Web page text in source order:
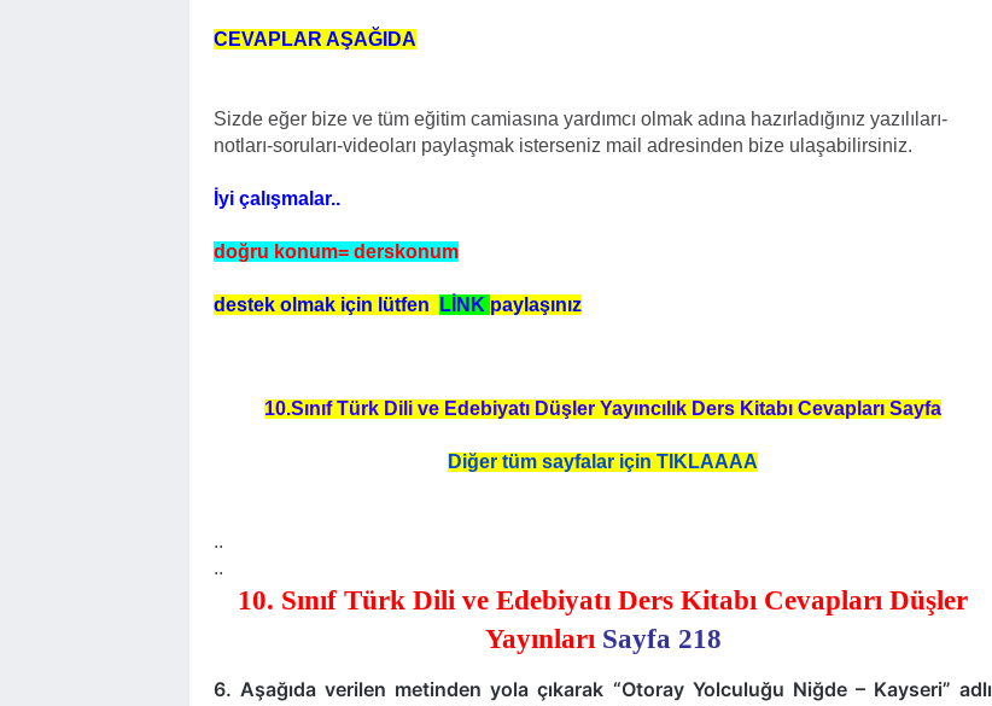
CEVAPLAR AŞAĞIDA
Sizde eğer bize ve tüm eğitim camiasına yardımcı olmak adına hazırladığınız yazılıları-
notları-soruları-videoları paylaşmak isterseniz mail adresinden bize ulaşabilirsiniz.
İyi çalışmalar..
doğru konum= derskonum
destek olmak için lütfen LİNK paylaşınız
10.Sınıf Türk Dili ve Edebiyatı Düşler Yayıncılık Ders Kitabı Cevapları Sayfa
Diğer tüm sayfalar için TIKLAAAA
..
..
10. Sınıf Türk Dili ve Edebiyatı Ders Kitabı Cevapları Düşler
Yayınları Sayfa 218
6. Aşağıda verilen metinden yola çıkarak “Otoray Yolculuğu Niğde – Kayseri” adlı